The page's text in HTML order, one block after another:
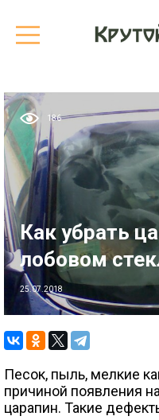
186
Как убрать
лобовом
25.07.2018
Песок, пыль, мелкие
причиной появления
царапин. Такие